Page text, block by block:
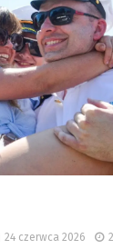
24 czerwca 2026